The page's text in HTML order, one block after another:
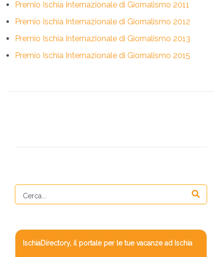
Premio Ischia Internazionale di Giornalismo 2011
Premio Ischia Internazionale di Giornalismo 2012
Premio Ischia Internazionale di Giornalismo 2013
Premio Ischia Internazionale di Giornalismo 2015
IschiaDirectory, il portale per le tue vacanze ad Ischia